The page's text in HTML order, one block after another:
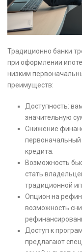
Традиционно банки
при оформлении
низким
преимуществ:
Доступность:
значительную
Снижение
кредита.
Возможность
стать
традиционной
Опцион на
возможность
Доступ к
предлагают